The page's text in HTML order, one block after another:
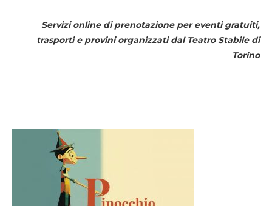
Servizi online di prenotazione per eventi gratuiti,
trasporti e provini organizzati dal Teatro Stabile di
Torino